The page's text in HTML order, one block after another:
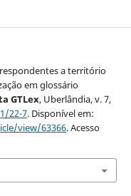
a território
em glossário
GTLex, Uberlândia, v. 7,
22-7. Disponível em:
view/63366. Acesso